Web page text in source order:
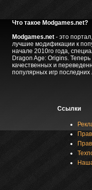
Что такое Modgames.net?
Modgames.net- это
лучшие модификации к
начале 2010го года,
Dragon Age: Origins.
качественных и
популярных игр последних
Ссылки